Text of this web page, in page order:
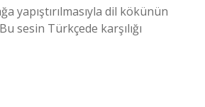
yapıştırılmasıyla dil kökünün
sesin Türkçede karşılığı